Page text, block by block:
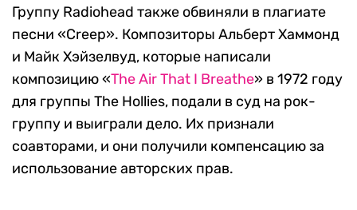
Группу Radiohead также обвиняли в плагиате
песни «Creep». Композиторы Альберт Хаммонд
и Майк Хэйзелвуд, которые написали
композицию «The Air That I Breathe» в 1972 году
для группы The Hollies, подали в суд на рок-
группу и выиграли дело. Их признали
соавторами, и они получили компенсацию за
использование авторских прав.